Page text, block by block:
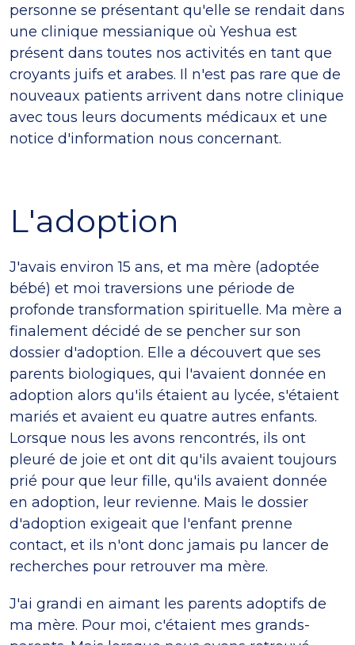
personne se présentant qu'elle se rendait dans
une clinique messianique où Yeshua est
présent dans toutes nos activités en tant que
croyants juifs et arabes. Il n'est pas rare que de
nouveaux patients arrivent dans notre clinique
avec tous leurs documents médicaux et une
notice d'information nous concernant.
L'adoption
J'avais environ 15 ans, et ma mère (adoptée
bébé) et moi traversions une période de
profonde transformation spirituelle. Ma mère a
finalement décidé de se pencher sur son
dossier d'adoption. Elle a découvert que ses
parents biologiques, qui l'avaient donnée en
adoption alors qu'ils étaient au lycée, s'étaient
mariés et avaient eu quatre autres enfants.
Lorsque nous les avons rencontrés, ils ont
pleuré de joie et ont dit qu'ils avaient toujours
prié pour que leur fille, qu'ils avaient donnée
en adoption, leur revienne. Mais le dossier
d'adoption exigeait que l'enfant prenne
contact, et ils n'ont donc jamais pu lancer de
recherches pour retrouver ma mère.
J'ai grandi en aimant les parents adoptifs de
ma mère. Pour moi, c'étaient mes grands-